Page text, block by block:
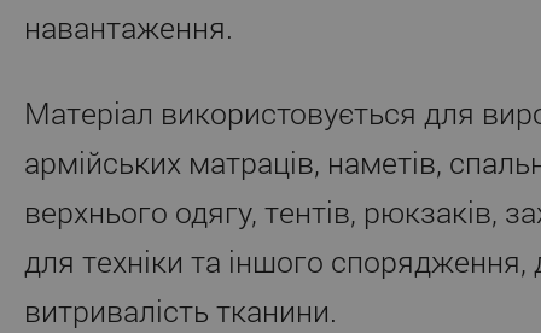
навантаження.
Матеріал використовується для
армійських матраців, наметів,
верхнього одягу, тентів, рюкзаків,
для техніки та іншого
витривалість тканини.